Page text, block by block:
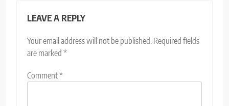
LEAVE A REPLY
Your email address will not be published. Required fields
are marked *
Comment*